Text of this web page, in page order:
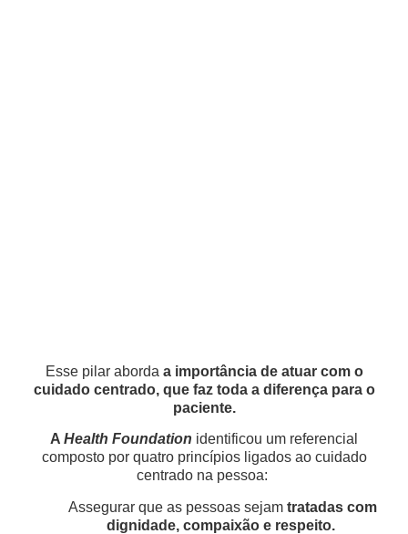
Esse pilar aborda a importância de atuar com o
cuidado centrado, que faz toda a diferença para o
paciente.
A Health Foundation identificou um referencial
composto por quatro princípios ligados ao cuidado
centrado na pessoa:
Assegurar que as pessoas sejam tratadas com
dignidade, compaixão e respeito.